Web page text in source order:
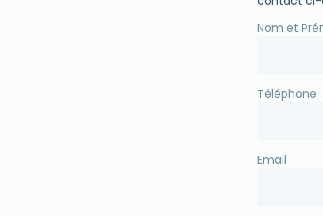
Nom et
Téléphone
Email